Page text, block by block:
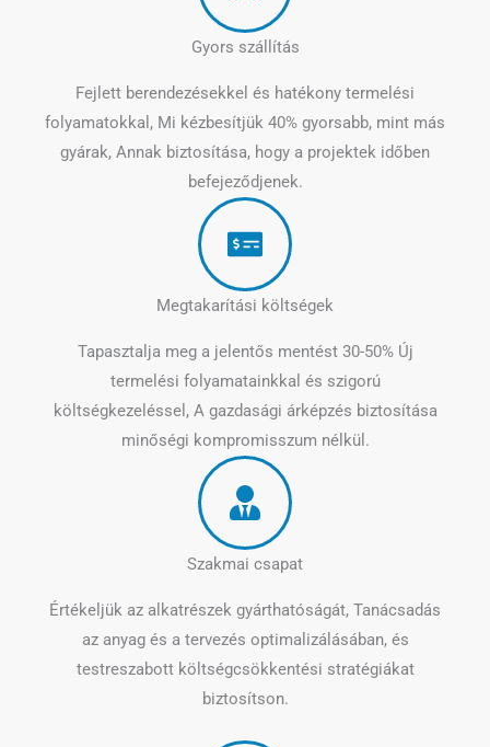
Gyors szállítás
Fejlett berendezésekkel és hatékony termelési
folyamatokkal, Mi kézbesítjük 40% gyorsabb, mint más
gyárak, Annak biztosítása, hogy a projektek időben
befejeződjenek.
Megtakarítási költségek
Tapasztalja meg a jelentős mentést 30-50% Új
termelési folyamatainkkal és szigorú
költségkezeléssel, A gazdasági árképzés biztosítása
minőségi kompromisszum nélkül.
Szakmai csapat
Értékeljük az alkatrészek gyárthatóságát, Tanácsadás
az anyag és a tervezés optimalizálásában, és
testreszabott költségcsökkentési stratégiákat
biztosítson.